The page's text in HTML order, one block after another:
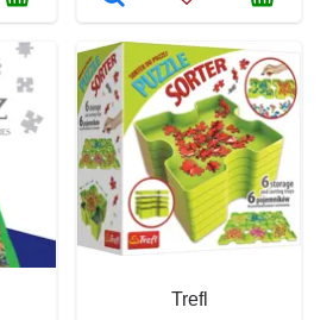
Trefl